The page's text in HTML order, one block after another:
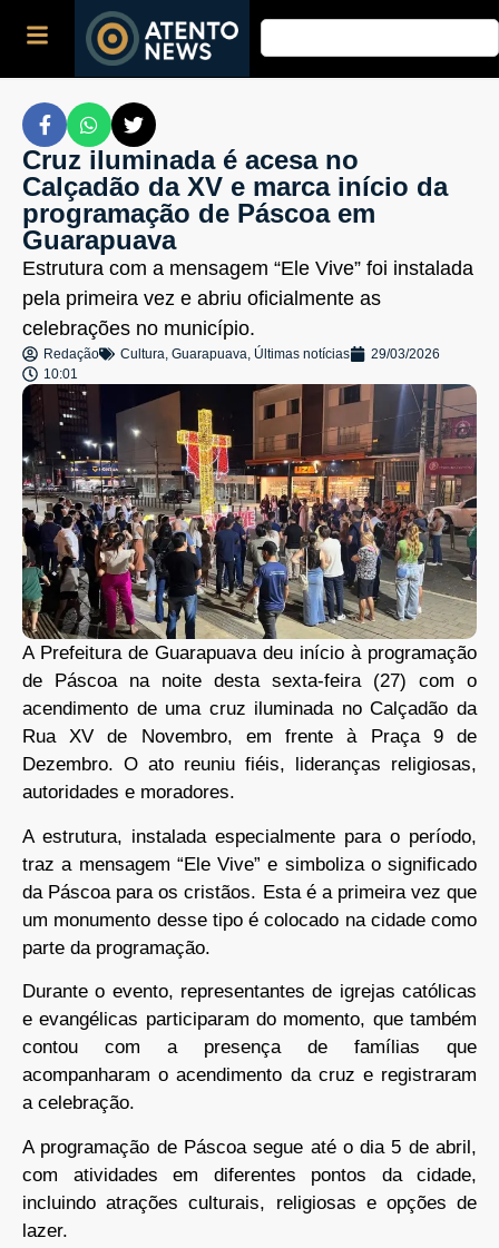
Cruz iluminada é acesa no
Calçadão da XV e marca início da
programação de Páscoa em
Guarapuava
Estrutura com a mensagem “Ele Vive” foi instalada
pela primeira vez e abriu oficialmente as
celebrações no município.
Redação Cultura, Guarapuava, Últimas notícias
29/03/2026
10:01
A Prefeitura de Guarapuava deu início à programação
de Páscoa na noite desta sexta-feira (27) com o
acendimento de uma cruz iluminada no Calçadão da
Rua XV de Novembro, em frente à Praça 9 de
Dezembro. O ato reuniu fiéis, lideranças religiosas,
autoridades e moradores.
A estrutura, instalada especialmente para o período,
traz a mensagem “Ele Vive” e simboliza o significado
da Páscoa para os cristãos. Esta é a primeira vez que
um monumento desse tipo é colocado na cidade como
parte da programação.
Durante o evento, representantes de igrejas católicas
e evangélicas participaram do momento, que também
contou com a presença de famílias que
acompanharam o acendimento da cruz e registraram
a celebração.
A programação de Páscoa segue até o dia 5 de abril,
com atividades em diferentes pontos da cidade,
incluindo atrações culturais, religiosas e opções de
lazer.